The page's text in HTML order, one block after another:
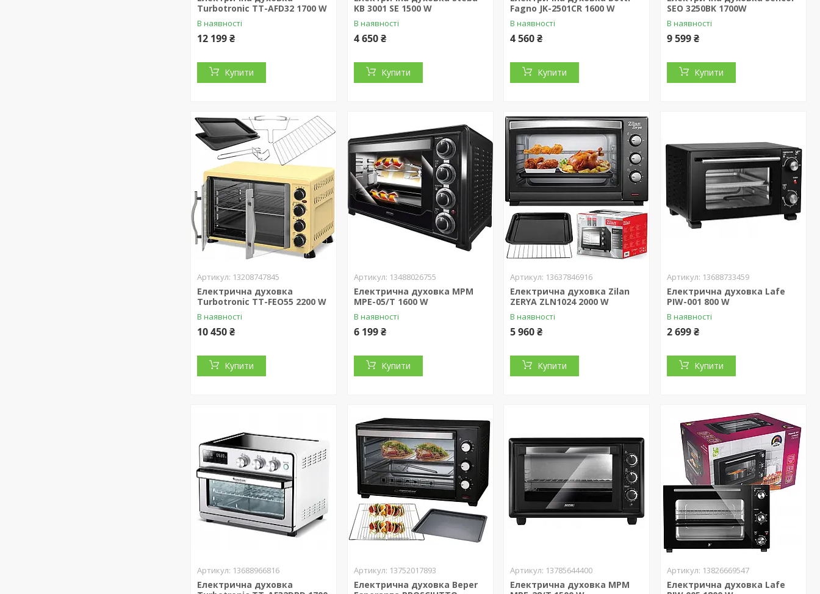
Turbotronic TT-AFD32 1700 W
В наявності
12 199 ₴
Купити
KB 3001 SE 1500 W
В наявності
4 650 ₴
Купити
Fagno JK-2501CR 1600 W
В наявності
4 560 ₴
Купити
SEO 3250BK 1700W
В наявності
9 599 ₴
Купити
13208747845
Електрична духовка
Turbotronic TT-FEO55 2200 W
В наявності
10 450 ₴
Купити
13488026755
Електрична духовка MPM
MPE-05/T 1600 W
В наявності
6 199 ₴
Купити
13637846916
Електрична духовка Zilan
ZERYA ZLN1024 2000 W
В наявності
5 960 ₴
Купити
13688733459
Електрична духовка Lafe
PIW-001 800 W
В наявності
2 699 ₴
Купити
13688966816
Електрична духовка
13752017893
Електрична духовка Beper
13785644400
Електрична духовка MPM
13826669547
Електрична духовка Lafe